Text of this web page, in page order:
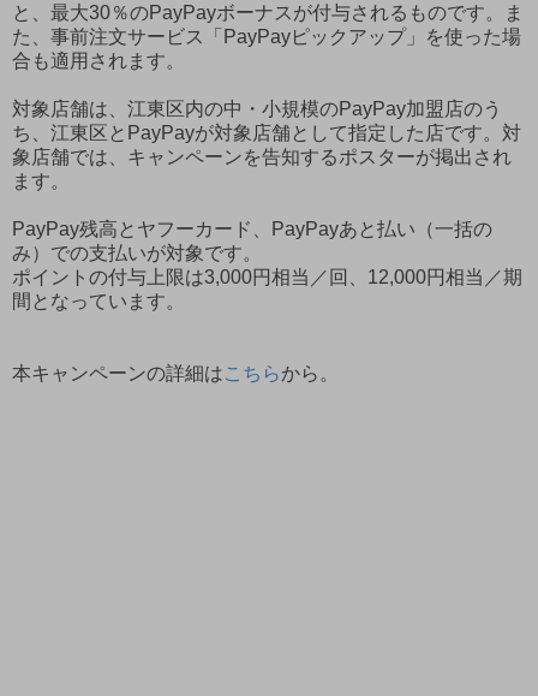
と、最大30％のPayPayボーナスが付与されるものです。ま
た、事前注文サービス「PayPayピックアップ」を使った場
合も適用されます。
対象店舗は、江東区内の中・小規模のPayPay加盟店のう
ち、江東区とPayPayが対象店舗として指定した店です。対
象店舗では、キャンペーンを告知するポスターが掲出され
ます。
PayPay残高とヤフーカード、PayPayあと払い（一括の
み）での支払いが対象です。
ポイントの付与上限は3,000円相当／回、12,000円相当／期
間となっています。
本キャンペーンの詳細はこちらから。